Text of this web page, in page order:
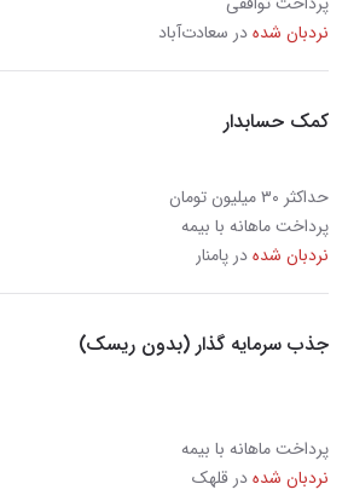
نردبان شدهدر سعادت‌آباد
کمک حسابدار
حداکثر ۳۰ میلیون تومان
پرداخت ماهانه با بیمه
نردبان شدهدر پامنار
جذب سرمایه گذار (بدون ریسک)
پرداخت ماهانه با بیمه
نردبان شدهدر قلهک